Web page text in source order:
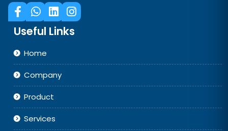
Odhav, Ahmedabad – 382415, Gujarat, India.
Phone
+91 99749 28709
Email Address: